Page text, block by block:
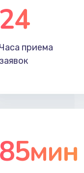
24
Часа приема
заявок
85мин